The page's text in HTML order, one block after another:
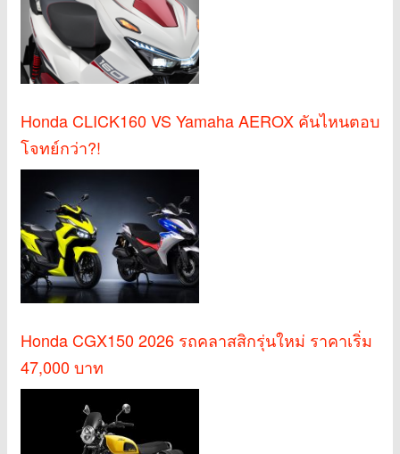
Honda CLICK160 VS Yamaha AEROX คันไหนตอบ
โจทย์กว่า?!
Honda CGX150 2026 รถคลาสสิกรุ่นใหม่ ราคาเริ่ม
47,000 บาท